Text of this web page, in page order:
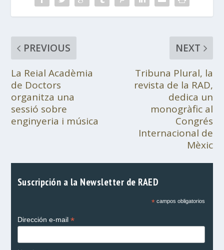
PREVIOUS
La Reial Acadèmia
de Doctors
organitza una
sessió sobre
enginyeria i música
NEXT
Tribuna Plural, la
revista de la RAD,
dedica un
monogràfic al
Congrés
Internacional de
Mèxic
Suscripción a la Newsletter de RAED
*campos obligatorios
Dirección e-mail *